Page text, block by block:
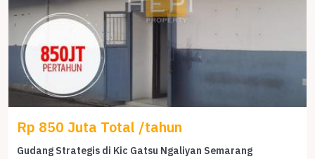
Rp 850 Juta Total /tahun
Gudang Strategis di Kic Gatsu Ngaliyan Semarang